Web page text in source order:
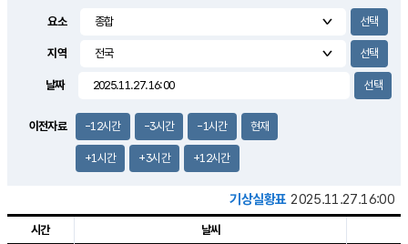
1.0m/s
요소
지역
날짜
이전자료 -12시간 -3시간 -1시간 현재
+1시간 +3시간 +12시간
기상실황표 2025.11.27.16:00
시간 날씨